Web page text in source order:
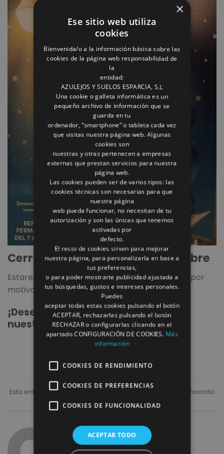
Cerramos del 7 al 17 de Septiembre
Estaremos cerrados del 7 al 17 de Septiembre por
motivo de celebración de la Feria de Albacete.
¡Deseamos una feliz feria a todos
nuestros clientes y amigos!
Esta entrada fue publicada en
. Marque como favorito
elEnlace permanente.
REFORMAS ROMULO
×
Ese sitio web utiliza
cookies
Bienvenida/o a la información básica sobre las
cookies de la página web responsabilidad de
la
entidad:
AZULEJOS Y SUELOS ESPARCIA, S.L
Una cookie o galleta informática es un
pequeño archivo de información que se
guarda en tu
ordenador, “smartphone” o tableta cada vez
que visitas nuestra página web. Algunas
cookies son
nuestras y otras pertenecen a empresas
externas que prestan servicios para nuestra
página web.
Las cookies pueden ser de varios tipos: las
cookies técnicas son necesarias para que
nuestra página
web pueda funcionar, no necesitan de tu
autorización y son las únicas que tenemos
activadas por
defecto.
El resto de cookies sirven para mejorar
nuestra página, para personalizarla en base a
tus preferencias,
o para poder mostrarte publicidad ajustada a
tus búsquedas, gustos e intereses personales.
Puedes
aceptar todas estas cookies pulsando el botón
ACEPTAR, rechazarlas pulsando el botón
RECHAZAR o configurarlas clicando en el
apartado CONFIGURACIÓN DE COOKIES. Más
información
COOKIES DE RENDIMIENTO
COOKIES DE PREFERENCIAS
COOKIES DE FUNCIONALIDAD
ACEPTAR TODO